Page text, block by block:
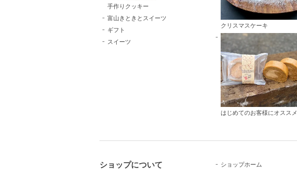
手作りクッキー
富山きときとスイーツ
ギフト
スイーツ
クリスマスケーキ
はじめてのお客様にオススメ
ショップについて
ショップホーム